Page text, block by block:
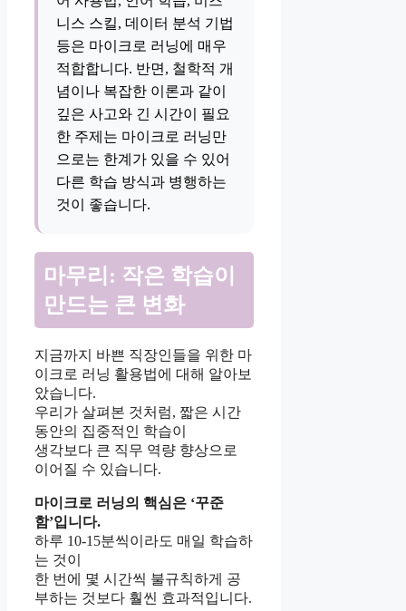
니스 스킬, 데이터 분석 기법
등은 마이크로 러닝에 매우
적합합니다. 반면, 철학적 개
념이나 복잡한 이론과 같이
깊은 사고와 긴 시간이 필요
한 주제는 마이크로 러닝만
으로는 한계가 있을 수 있어
다른 학습 방식과 병행하는
것이 좋습니다.
마무리: 작은 학습이
만드는 큰 변화
지금까지 바쁜 직장인들을 위한 마
이크로 러닝 활용법에 대해 알아보
았습니다.
우리가 살펴본 것처럼, 짧은 시간
동안의 집중적인 학습이
생각보다 큰 직무 역량 향상으로
이어질 수 있습니다.
마이크로 러닝의 핵심은 ‘꾸준
함’입니다.
하루 10-15분씩이라도 매일 학습하
는 것이
한 번에 몇 시간씩 불규칙하게 공
부하는 것보다 훨씬 효과적입니다.